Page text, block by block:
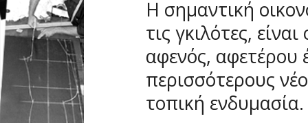
Η σημαντική
τις γκιλότες,
αφενός, αφετέρου
περισσότερους
τοπική ενδυμασία.